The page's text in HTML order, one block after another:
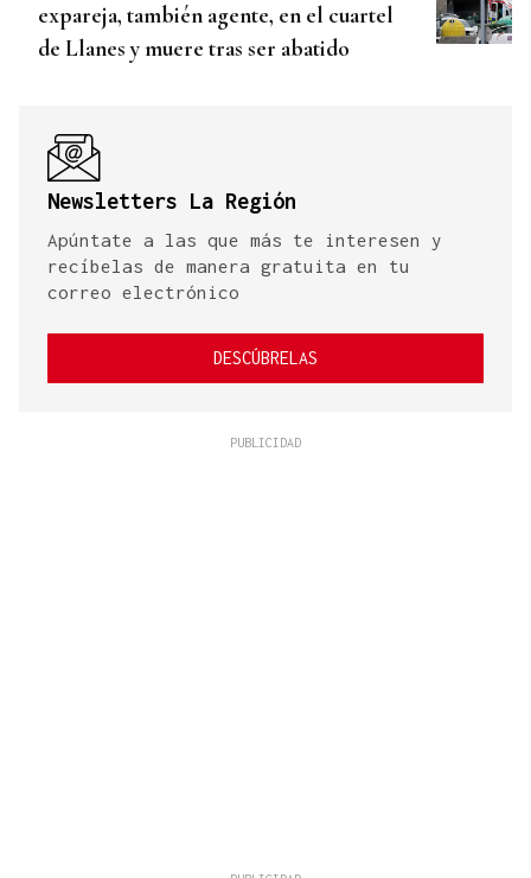
expareja, también agente, en el cuartel
de Llanes y muere tras ser abatido
Newsletters La Región
Apúntate a las que más te interesen y
recíbelas de manera gratuita en tu
correo electrónico
DESCÚBRELAS